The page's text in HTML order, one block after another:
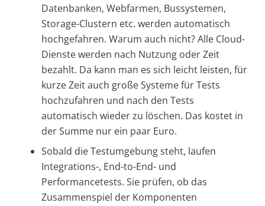
Datenbanken, Webfarmen, Bussystemen,
Storage-Clustern etc. werden automatisch
hochgefahren. Warum auch nicht? Alle Cloud-
Dienste werden nach Nutzung oder Zeit
bezahlt. Da kann man es sich leicht leisten, für
kurze Zeit auch große Systeme für Tests
hochzufahren und nach den Tests
automatisch wieder zu löschen. Das kostet in
der Summe nur ein paar Euro.
Sobald die Testumgebung steht, laufen
Integrations-, End-to-End- und
Performancetests. Sie prüfen, ob das
Zusammenspiel der Komponenten